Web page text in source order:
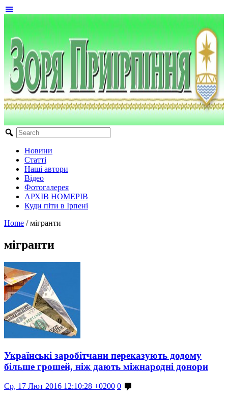
Новини
Статті
Наші автори
Відео
Фотогалерея
АРХІВ НОМЕРІВ
Куди піти в Ірпені
Home / мігранти
мігранти
Українські заробітчани переказують додому
більше грошей, ніж дають міжнародні донори
Ср, 17 Лют 2016 12:10:28 +0200 0